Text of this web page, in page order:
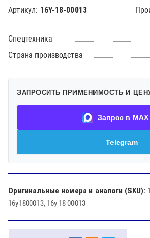
Артикул: 16Y-18-00013
Спецтехника
Страна производства
ЗАПРОСИТЬ ПРИМЕНИМОСТЬ И
Запрос в MAX
Telegram
Оригинальные номера и аналоги (SKU):
16y1800013, 16y 18 00013